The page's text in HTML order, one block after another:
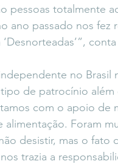
pessoas totalmente
ano passado nos fez
no
de patrocínio
com o apoio de
Foram
desistir, mas o
trazia a